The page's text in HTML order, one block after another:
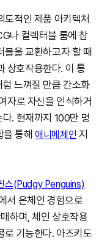
도적인 제품 아키텍처
나 컬렉터블 룸에 참
블을 교환하고자 할 때
상호작용한다. 이 통
느껴질 만큼 간소화
자로 자신을 인식하거
. 현재까지 100만 명
을 통해애니메체인 지
스(Pudgy Penguins)
서 온체인 경험으로
하며, 체인 상호작용
로 기능한다. 아즈키도